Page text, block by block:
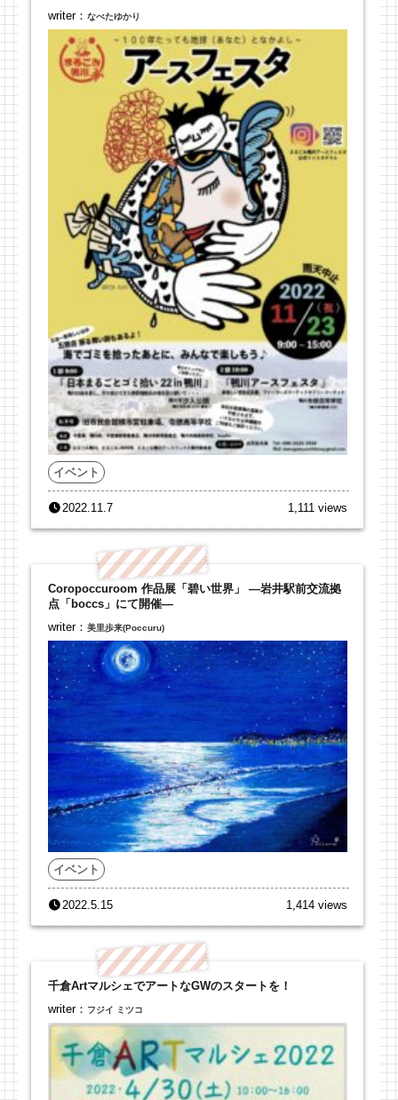
writer： なべたゆかり
イベント
2022.11.7 1,111 views
Coropoccuroom 作品展「碧い世界」 ―岩井駅前交流拠
点「boccs」にて開催―
writer： 美里歩来(Poccuru)
イベント
2022.5.15 1,414 views
千倉ArtマルシェでアートなGWのスタートを！
writer： フジイ ミツコ